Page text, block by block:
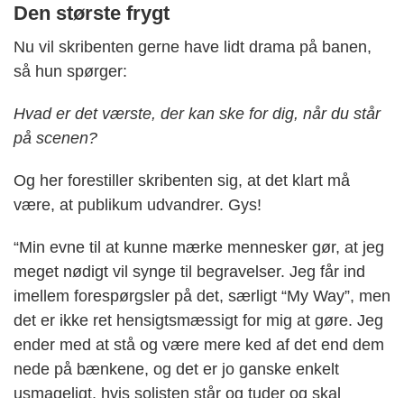
Den største frygt
Nu vil skribenten gerne have lidt drama på banen,
så hun spørger:
Hvad er det værste, der kan ske for dig, når du står
på scenen?
Og her forestiller skribenten sig, at det klart må
være, at publikum udvandrer. Gys!
“Min evne til at kunne mærke mennesker gør, at jeg
meget nødigt vil synge til begravelser. Jeg får ind
imellem forespørgsler på det, særligt “My Way”, men
det er ikke ret hensigtsmæssigt for mig at gøre. Jeg
ender med at stå og være mere ked af det end dem
nede på bænkene, og det er jo ganske enkelt
usmageligt, hvis solisten står og tuder og skal